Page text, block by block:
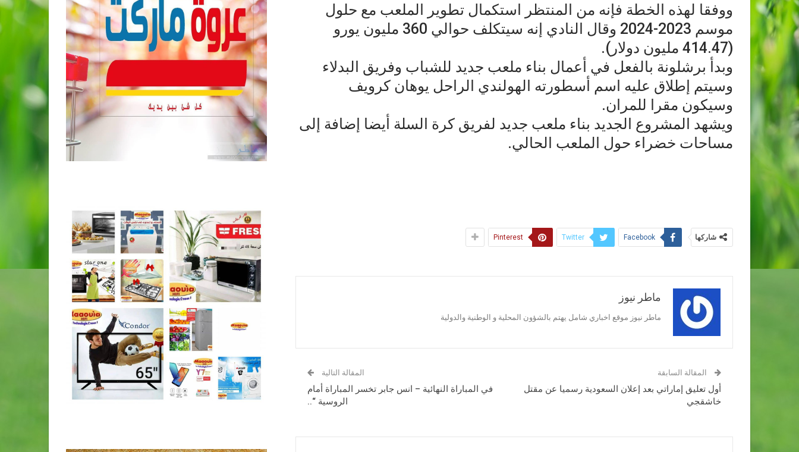
ووفقا لهذه الخطة فإنه من المنتظر استكمال تطوير الملعب مع حلول
موسم 2023-2024 وقال النادي إنه سيتكلف حوالي 360 مليون يورو
(414.47 مليون دولار).
وبدأ برشلونة بالفعل في أعمال بناء ملعب جديد للشباب وفريق البدلاء
وسيتم إطلاق عليه اسم أسطورته الهولندي الراحل يوهان كرويف
وسيكون مقرا للمران.
ويشهد المشروع الجديد بناء ملعب جديد لفريق كرة السلة أيضا إضافة إلى
مساحات خضراء حول الملعب الحالي.
شاركها Facebook
Twitter
Pinterest
ماطر نيوز
ماطر نيوز موقع اخباري شامل يهتم بالشؤون المحلية و الوطنية والدولية
المقالة السابقة
أول تعليق إماراتي بعد إعلان السعودية رسميا عن مقتل
خاشقجي
المقالة التالية
في المباراة النهائية – انس جابر تخسر المباراة أمام
الروسية “..